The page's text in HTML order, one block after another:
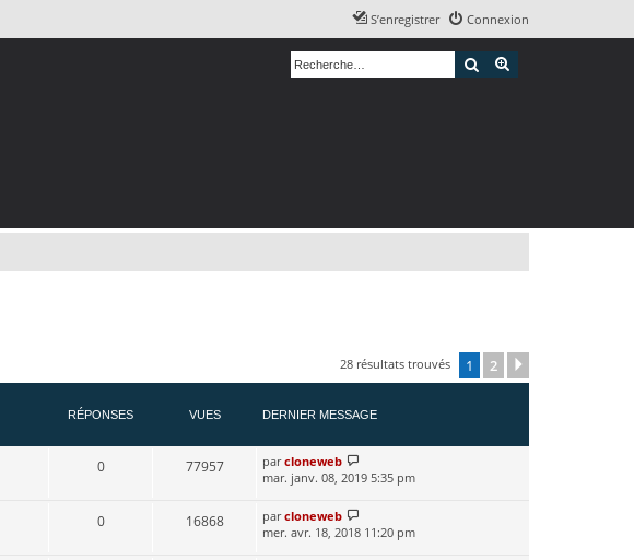
Connexion
S’enregistrer
Rechercher
28 résultats trouvés 1 2
RÉPONSES VUES DERNIER MESSAGE
0 77957 parcloneweb
mar. janv. 08, 2019 5:35 pm
0 16868 parcloneweb
mer. avr. 18, 2018 11:20 pm